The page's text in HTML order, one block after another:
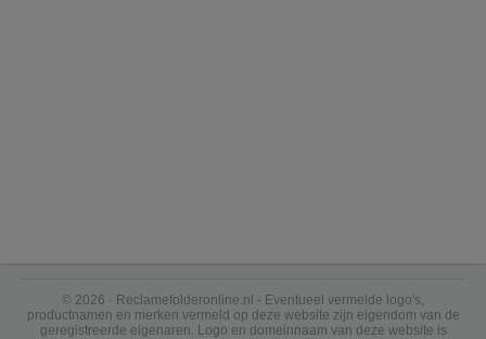
© 2026 · Reclamefolderonline.nl - Eventueel vermelde logo's,
productnamen en merken vermeld op deze website zijn eigendom van de
geregistreerde eigenaren. Logo en domeinnaam van deze website is